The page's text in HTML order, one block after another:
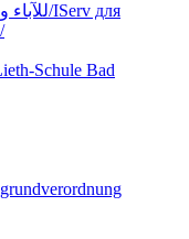
Schule Bad